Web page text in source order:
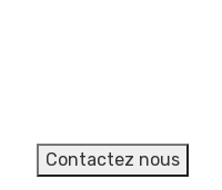
Contactez nous